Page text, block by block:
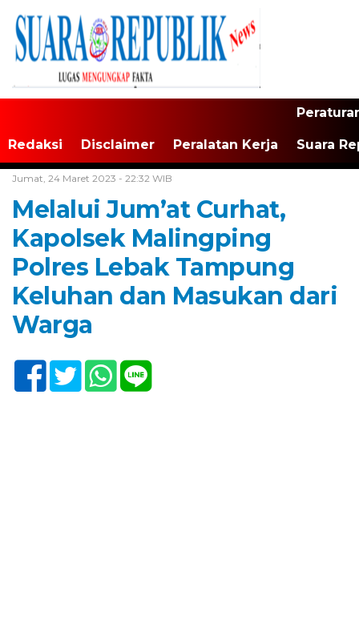
Redaksi Disclaimer Peralatan Kerja Suara
Jumat, 24 Maret 2023 - 22:32 WIB
Melalui Jum’at Curhat,
Kapolsek Malingping
Polres Lebak Tampung
Keluhan dan Masukan dari
Warga